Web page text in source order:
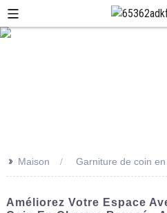
>> Maison Garniture de coin
Améliorez Votre Espace